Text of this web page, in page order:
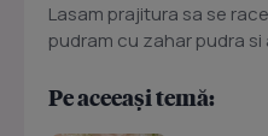
Lasam prajitura sa se
pudram cu zahar pudra
Pe aceeași temă: